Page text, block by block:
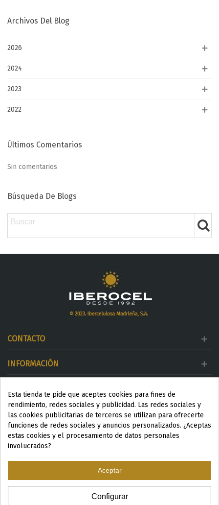
Archivos Del Blog
2026
2024
2023
2022
Últimos Comentarios
Sin comentarios
Búsqueda De Blogs
CONTACTO
INFORMACIÓN
DESTACADOS
ESP|ENG
Esta tienda te pide que aceptes cookies para fines de
rendimiento, redes sociales y publicidad. Las redes sociales y
las cookies publicitarias de terceros se utilizan para ofrecerte
funciones de redes sociales y anuncios personalizados. ¿Aceptas
estas cookies y el procesamiento de datos personales
involucrados?
Aceptar
Configurar